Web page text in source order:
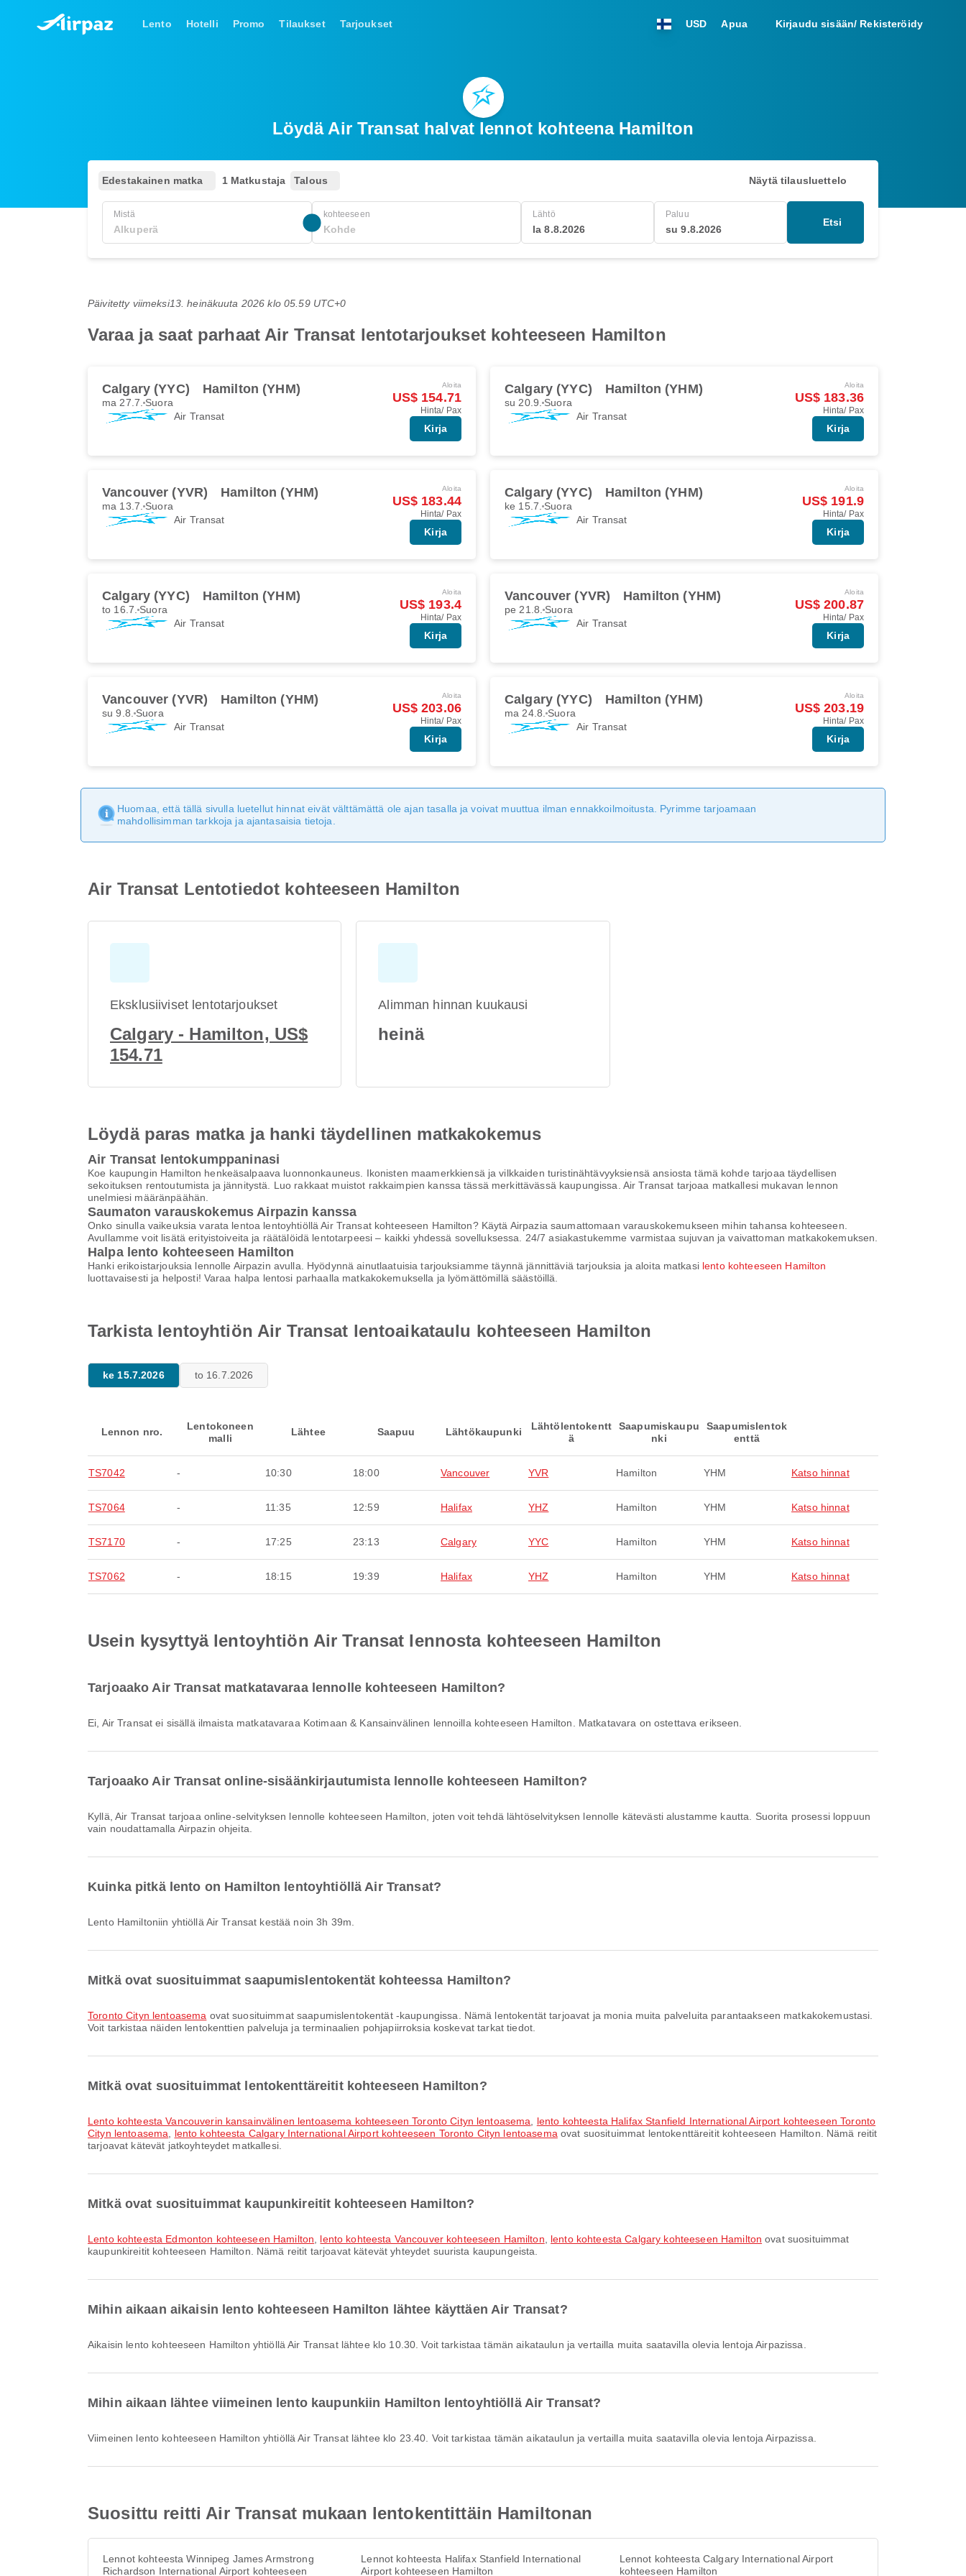
Lento Hotelli Promo Tilaukset Tarjoukset USD Apua Kirjaudu sisään/ Rekisteröidy
Löydä Air Transat halvat lennot kohteena Hamilton
Edestakainen matka 1 Matkustaja Talous Näytä tilausluettelo
Mistä kohteeseen Lähtö
la 8.8.2026
Paluu
su 9.8.2026
Etsi
Päivitetty viimeksi13. heinäkuuta 2026 klo 05.59 UTC+0
Varaa ja saat parhaat Air Transat lentotarjoukset kohteeseen Hamilton
Calgary (YYC) Hamilton (YHM)
ma 27.7. Suora
Air Transat
Aloita
US$ 154.71
Hinta/ Pax
Kirja
Calgary (YYC) Hamilton (YHM)
su 20.9. Suora
Air Transat
Aloita
US$ 183.36
Hinta/ Pax
Kirja
Vancouver (YVR) Hamilton (YHM)
ma 13.7. Suora
Air Transat
Aloita
US$ 183.44
Hinta/ Pax
Kirja
Calgary (YYC) Hamilton (YHM)
ke 15.7. Suora
Air Transat
Aloita
US$ 191.9
Hinta/ Pax
Kirja
Calgary (YYC) Hamilton (YHM)
to 16.7. Suora
Air Transat
Aloita
US$ 193.4
Hinta/ Pax
Kirja
Vancouver (YVR) Hamilton (YHM)
pe 21.8. Suora
Air Transat
Aloita
US$ 200.87
Hinta/ Pax
Kirja
Vancouver (YVR) Hamilton (YHM)
su 9.8. Suora
Air Transat
Aloita
US$ 203.06
Hinta/ Pax
Kirja
Calgary (YYC) Hamilton (YHM)
ma 24.8. Suora
Air Transat
Aloita
US$ 203.19
Hinta/ Pax
Kirja
Huomaa, että tällä sivulla luetellut hinnat eivät välttämättä ole ajan tasalla ja voivat muuttua ilman ennakkoilmoitusta. Pyrimme tarjoamaan
mahdollisimman tarkkoja ja ajantasaisia tietoja.
Air Transat Lentotiedot kohteeseen Hamilton
Eksklusiiviset lentotarjoukset
Calgary - Hamilton, US$
154.71
Alimman hinnan kuukausi
heinä
Löydä paras matka ja hanki täydellinen matkakokemus
Air Transat lentokumppaninasi
Koe kaupungin Hamilton henkeäsalpaava luonnonkauneus. Ikonisten maamerkkiensä ja vilkkaiden turistinähtävyyksiensä ansiosta tämä kohde tarjoaa täydellisen
sekoituksen rentoutumista ja jännitystä. Luo rakkaat muistot rakkaimpien kanssa tässä merkittävässä kaupungissa. Air Transat tarjoaa matkallesi mukavan lennon
unelmiesi määränpäähän.
Saumaton varauskokemus Airpazin kanssa
Onko sinulla vaikeuksia varata lentoa lentoyhtiöllä Air Transat kohteeseen Hamilton? Käytä Airpazia saumattomaan varauskokemukseen mihin tahansa kohteeseen.
Avullamme voit lisätä erityistoiveita ja räätälöidä lentotarpeesi – kaikki yhdessä sovelluksessa. 24/7 asiakastukemme varmistaa sujuvan ja vaivattoman matkakokemuksen.
Halpa lento kohteeseen Hamilton
Hanki erikoistarjouksia lennolle Airpazin avulla. Hyödynnä ainutlaatuisia tarjouksiamme täynnä jännittäviä tarjouksia ja aloita matkasi lento kohteeseen Hamilton
luottavaisesti ja helposti! Varaa halpa lentosi parhaalla matkakokemuksella ja lyömättömillä säästöillä.
Tarkista lentoyhtiön Air Transat lentoaikataulu kohteeseen Hamilton
ke 15.7.2026 to 16.7.2026
Lennon nro.
Lentokoneen
malli
Lähtee Saapuu Lähtökaupunki
Lähtölentokentt
ä
Saapumiskaupu
nki
Saapumislentok
enttä
TS7042 - 10:30 18:00 Vancouver YVR Hamilton YHM Katso hinnat
TS7064 - 11:35 12:59 Halifax YHZ Hamilton YHM Katso hinnat
TS7170 - 17:25 23:13 Calgary YYC Hamilton YHM Katso hinnat
TS7062 - 18:15 19:39 Halifax YHZ Hamilton YHM Katso hinnat
Usein kysyttyä lentoyhtiön Air Transat lennosta kohteeseen Hamilton
Tarjoaako Air Transat matkatavaraa lennolle kohteeseen Hamilton?
Ei, Air Transat ei sisällä ilmaista matkatavaraa Kotimaan & Kansainvälinen lennoilla kohteeseen Hamilton. Matkatavara on ostettava erikseen.
Tarjoaako Air Transat online-sisäänkirjautumista lennolle kohteeseen Hamilton?
Kyllä, Air Transat tarjoaa online-selvityksen lennolle kohteeseen Hamilton, joten voit tehdä lähtöselvityksen lennolle kätevästi alustamme kautta. Suorita prosessi loppuun
vain noudattamalla Airpazin ohjeita.
Kuinka pitkä lento on Hamilton lentoyhtiöllä Air Transat?
Lento Hamiltoniin yhtiöllä Air Transat kestää noin 3h 39m.
Mitkä ovat suosituimmat saapumislentokentät kohteessa Hamilton?
Toronto Cityn lentoasema ovat suosituimmat saapumislentokentät -kaupungissa. Nämä lentokentät tarjoavat ja monia muita palveluita parantaakseen matkakokemustasi.
Voit tarkistaa näiden lentokenttien palveluja ja terminaalien pohjapiirroksia koskevat tarkat tiedot.
Mitkä ovat suosituimmat lentokenttäreitit kohteeseen Hamilton?
lento kohteesta Vancouverin kansainvälinen lentoasema kohteeseen Toronto Cityn lentoasema
lento kohteesta Halifax Stanfield International Airport kohteeseen Toronto
Cityn lentoasema
lento kohteesta Calgary International Airport kohteeseen Toronto Cityn lentoasema ovat suosituimmat lentokenttäreitit kohteeseen Hamilton. Nämä reitit
tarjoavat kätevät jatkoyhteydet matkallesi.
Mitkä ovat suosituimmat kaupunkireitit kohteeseen Hamilton?
lento kohteesta Edmonton kohteeseen Hamilton lento kohteesta Vancouver kohteeseen Hamilton lento kohteesta Calgary kohteeseen Hamilton ovat suosituimmat
kaupunkireitit kohteeseen Hamilton. Nämä reitit tarjoavat kätevät yhteydet suurista kaupungeista.
Mihin aikaan aikaisin lento kohteeseen Hamilton lähtee käyttäen Air Transat?
Aikaisin lento kohteeseen Hamilton yhtiöllä Air Transat lähtee klo 10.30. Voit tarkistaa tämän aikataulun ja vertailla muita saatavilla olevia lentoja Airpazissa.
Mihin aikaan lähtee viimeinen lento kaupunkiin Hamilton lentoyhtiöllä Air Transat?
Viimeinen lento kohteeseen Hamilton yhtiöllä Air Transat lähtee klo 23.40. Voit tarkistaa tämän aikataulun ja vertailla muita saatavilla olevia lentoja Airpazissa.
Suosittu reitti Air Transat mukaan lentokentittäin Hamiltonan
Lennot kohteesta Winnipeg James Armstrong
Richardson International Airport kohteeseen
Lennot kohteesta Halifax Stanfield International
Airport kohteeseen Hamilton
Lennot kohteesta Calgary International Airport
kohteeseen Hamilton